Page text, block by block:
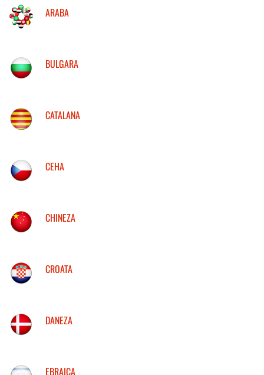
ARABA
BULGARA
CATALANA
CEHA
CHINEZA
CROATA
DANEZA
EBRAICA